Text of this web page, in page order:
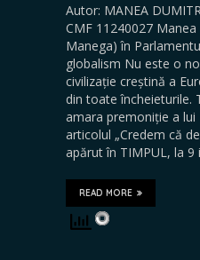
Autor: MANEA
CMF 11240027
Manega) în
globalism Nu este o
civilizație creștină a
din toate încheieturile.
amara premoniție a lui
articolul „Credem că
apărut în TIMPUL, la 9
READ MORE